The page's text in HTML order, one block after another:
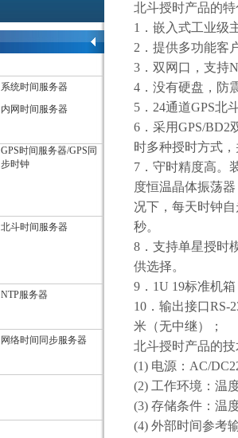
系统时间服务器
内网时间服务器
GPS时间服务器/GPS同
步时钟
北斗时间服务器
NTP服务器
网络时间同步服务器
北斗授时产品的特
1 ．嵌入式工业级
2 ．提供多功能客
3．双网口，支持
4．没有硬盘，防
5． 24通道GPS北
6．采用GPS/BD2
时多种授时方式
7．守时精度高。
度恒温晶体振荡
况下，每天时钟
秒。
8．支持单星授时
供选择。
9． 1U 19标准机
10．输出接口RS-
米（无中继）；
北斗授时产品的
(1) 电源： AC/
(2) 工作环境：温
(3) 存储条件：温
(4) 外部时间参考